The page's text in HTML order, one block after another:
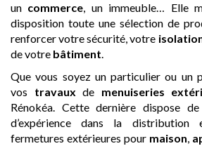
un commerce, un immeuble… Elle
disposition toute une sélection de
renforcer votre sécurité, votre
de votre bâtiment.
Que vous soyez un particulier ou un
vos travaux de menuiseries
Rénokéa. Cette dernière dispose de
d’expérience dans la distribution
fermetures extérieures pour maison,